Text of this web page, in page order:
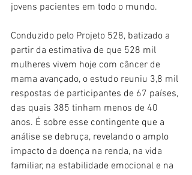
jovens pacientes em todo o mundo.
Conduzido pelo Projeto 528, batizado a
partir da estimativa de que 528 mil
mulheres vivem hoje com câncer de
mama avançado, o estudo reuniu 3,8 mil
respostas de participantes de 67 países,
das quais 385 tinham menos de 40
anos. É sobre esse contingente que a
análise se debruça, revelando o amplo
impacto da doença na renda, na vida
familiar, na estabilidade emocional e na